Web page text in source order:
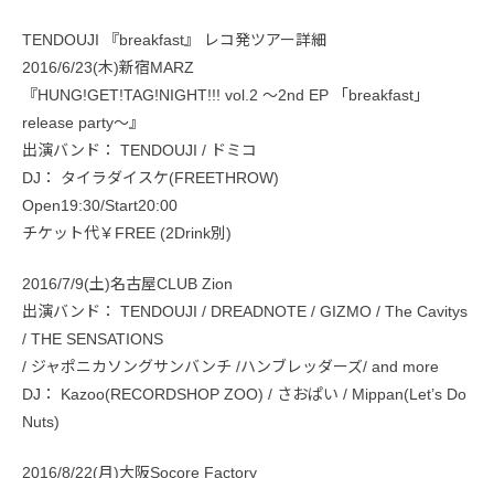
TENDOUJI 『breakfast』 レコ発ツアー詳細
2016/6/23(木)新宿MARZ
『HUNG!GET!TAG!NIGHT!!! vol.2 ～2nd EP 「breakfast」
release party～』
出演バンド： TENDOUJI / ドミコ
DJ： タイラダイスケ(FREETHROW)
Open19:30/Start20:00
チケット代￥FREE (2Drink別)
2016/7/9(土)名古屋CLUB Zion
出演バンド： TENDOUJI / DREADNOTE / GIZMO / The Cavitys
/ THE SENSATIONS
/ ジャポニカソングサンバンチ /ハンブレッダーズ/ and more
DJ： Kazoo(RECORDSHOP ZOO) / さおぱい / Mippan(Let’s Do
Nuts)
2016/8/22(月)大阪Socore Factory